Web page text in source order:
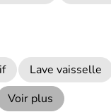
Lave vaisselle
Voir plus